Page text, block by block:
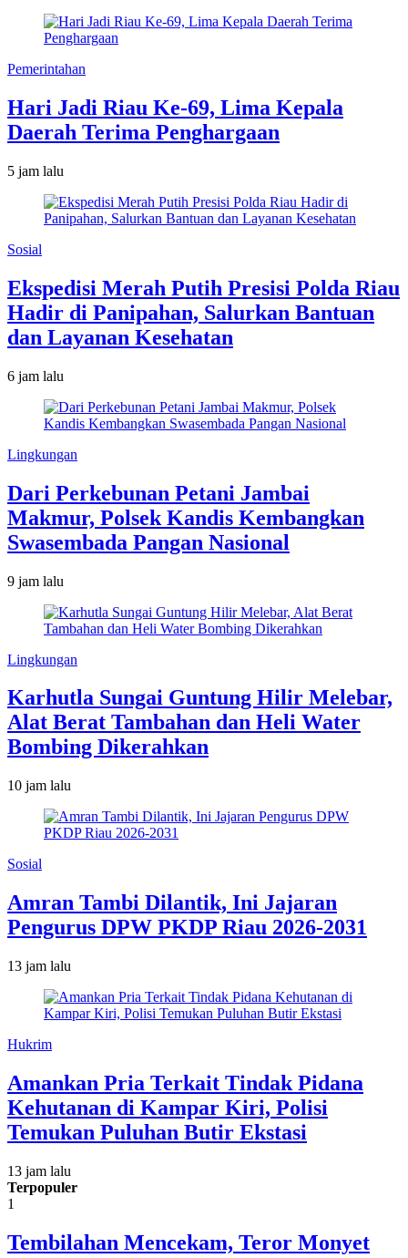
Pemerintahan
Hari Jadi Riau Ke-69, Lima Kepala
Daerah Terima Penghargaan
5 jam lalu
Sosial
Ekspedisi Merah Putih Presisi Polda Riau
Hadir di Panipahan, Salurkan Bantuan
dan Layanan Kesehatan
6 jam lalu
Lingkungan
Dari Perkebunan Petani Jambai
Makmur, Polsek Kandis Kembangkan
Swasembada Pangan Nasional
9 jam lalu
Lingkungan
Karhutla Sungai Guntung Hilir Melebar,
Alat Berat Tambahan dan Heli Water
Bombing Dikerahkan
10 jam lalu
Sosial
Amran Tambi Dilantik, Ini Jajaran
Pengurus DPW PKDP Riau 2026-2031
13 jam lalu
Hukrim
Amankan Pria Terkait Tindak Pidana
Kehutanan di Kampar Kiri, Polisi
Temukan Puluhan Butir Ekstasi
13 jam lalu
Terpopuler
1
Tembilahan Mencekam, Teror Monyet